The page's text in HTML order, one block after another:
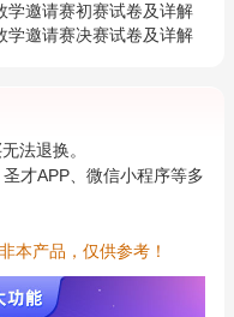
学邀请赛初赛试卷及详解
学邀请赛决赛试卷及详解
法退换。
才APP、微信小程序等多
本产品，仅供参考！